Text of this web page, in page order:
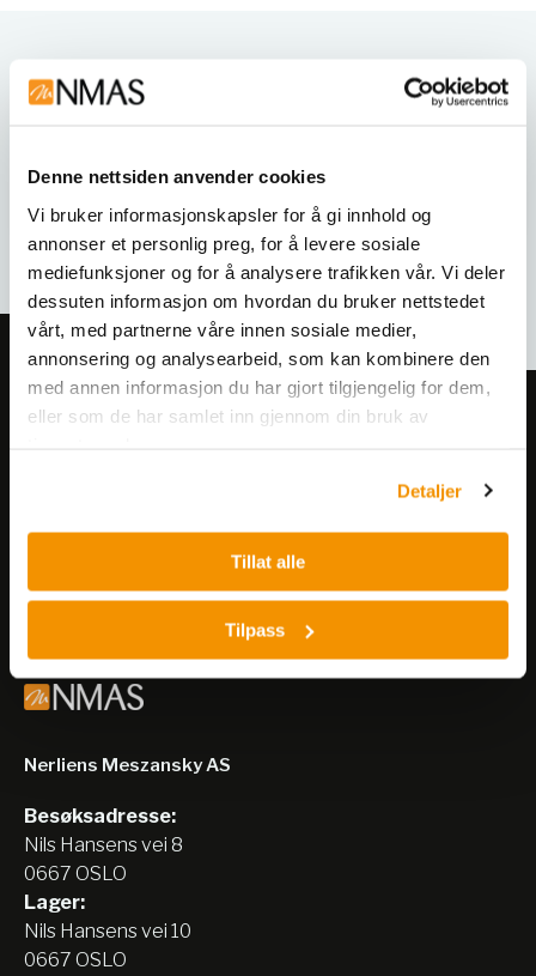
Denne nettsiden anvender cookies
Vi bruker informasjonskapsler for å gi innhold og
annonser et personlig preg, for å levere sosiale
mediefunksjoner og for å analysere trafikken vår. Vi deler
dessuten informasjon om hvordan du bruker nettstedet
vårt, med partnerne våre innen sosiale medier,
annonsering og analysearbeid, som kan kombinere den
med annen informasjon du har gjort tilgjengelig for dem,
eller som de har samlet inn gjennom din bruk av
Detaljer
Tillat alle
Tilpass
Varianter
Meld deg på vårt nyhetsbrev!
Meld på nyhetsbrev
Nerliens Meszansky AS
Besøksadresse:
Nils Hansens vei 8
0667 OSLO
Lager:
Nils Hansens vei 10
0667 OSLO